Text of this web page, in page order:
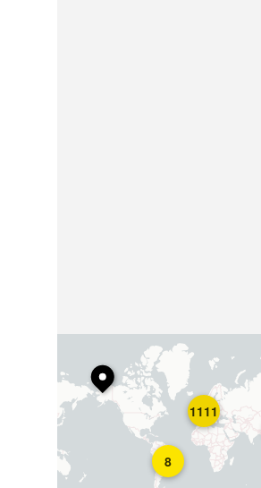
8
1111